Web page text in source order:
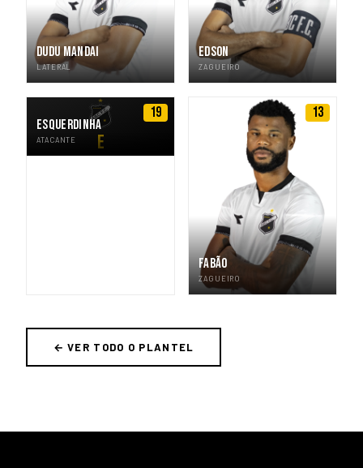
DUDU MANDAI
LATERAL
EDSON
ZAGUEIRO
E
19
ESQUERDINHA
ATACANTE
13
FABÃO
ZAGUEIRO
← VER TODO O PLANTEL